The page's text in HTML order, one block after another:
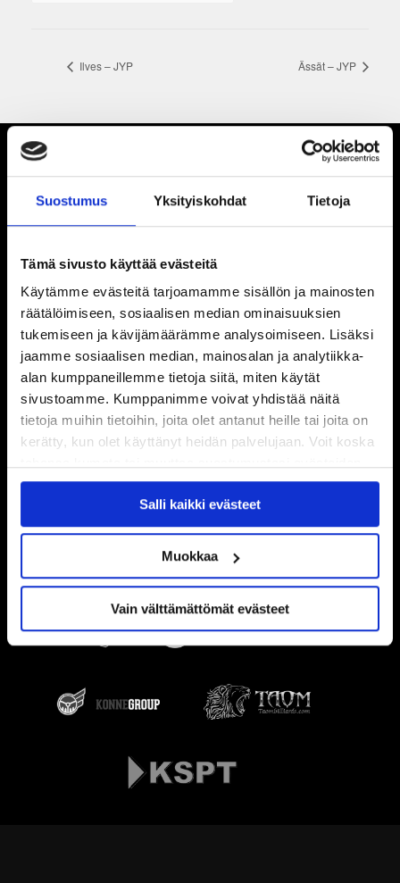
Suostumus Yksityiskohdat Tietoja
Tämä sivusto käyttää evästeitä
Käytämme evästeitä tarjoamamme sisällön ja mainosten
räätälöimiseen, sosiaalisen median ominaisuuksien
tukemiseen ja kävijämäärämme analysoimiseen. Lisäksi
jaamme sosiaalisen median, mainosalan ja analytiikka-
alan kumppaneillemme tietoja siitä, miten käytät
sivustoamme. Kumppanimme voivat yhdistää näitä
tietoja muihin tietoihin, joita olet antanut heille tai joita on
kerätty, kun olet käyttänyt heidän palvelujaan. Voit koska
käytöstäEvästeet-sivultamme.
Salli kaikki evästeet
Muokkaa
Vain välttämättömät evästeet
Ilves – JYP Ässät – JYP